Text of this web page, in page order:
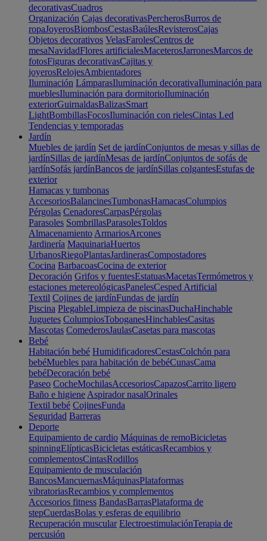
decorativasCuadros
Organización Cajas decorativasPercherosBurros de
ropaJoyerosBiombosCestasBaúlesRevisterosCajas
Objetos decorativos VelasFarolesCentros de
mesaNavidadFlores artificialesMaceterosJarronesMarcos de
fotosFiguras decorativasCajitas y
joyerosRelojesAmbientadores
Iluminación LámparasIluminación decorativaIluminación para
mueblesIluminación para dormitorioIluminación
exteriorGuirnaldasBalizasSmart
LightBombillasFocosIluminación con rielesCintas Led
Tendencias y temporadas
Jardín
Muebles de jardín Set de jardínConjuntos de mesas y sillas de
jardínSillas de jardínMesas de jardínConjuntos de sofás de
jardínSofás jardínBancos de jardínSillas colgantesEstufas de
exterior
Hamacas y tumbonas
AccesoriosBalancinesTumbonasHamacasColumpios
Pérgolas CenadoresCarpasPérgolas
Parasoles SombrillasParasolesToldos
Almacenamiento ArmariosArcones
Jardinería MaquinariaHuertos
UrbanosRiegoPlantasJardinerasCompostadores
Cocina BarbacoasCocina de exterior
Decoración Grifos y fuentesEstatuasMacetasTermómetros y
estaciones metereológicasPanelesCesped Artificial
Textil Cojines de jardínFundas de jardín
Piscina PlegableLimpieza de piscinasDuchaHinchable
Juguetes ColumpiosToboganesHinchablesCasitas
Mascotas ComederosJaulasCasetas para mascotas
Bebé
Habitación bebé HumidificadoresCestasColchón para
bebéMuebles para habitación de bebéCunasCama
bebéDecoración bebé
Paseo CocheMochilasAccesoriosCapazosCarrito ligero
Baño e higiene Aspirador nasalOrinales
Textil bebé CojinesFunda
Seguridad Barreras
Deporte
Equipamiento de cardio Máquinas de remoBicicletas
spinningElípticasBicicletas estáticasRecambios y
complementosCintasRodillos
Equipamiento de musculación
BancosMancuernasMáquinasPlataformas
vibratoriasRecambios y complementos
Accesorios fitness BandasBarrasPlataforma de
stepCuerdasBolas y esferas de equilibrio
Recuperación muscular ElectroestimulaciónTerapia de
percusión